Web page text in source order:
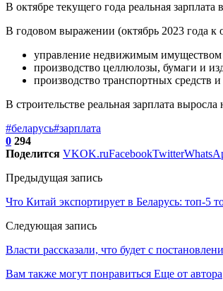
В октябре текущего года реальная
В годовом выражении (октябрь 2023 года к
управление недвижимым имуществом
производство целлюлозы, бумаги и
производство транспортных средств
В строительстве реальная зарплата
#беларусь#зарплата
0 294
Поделится VKOK.ruFacebookTwitter
Предыдущая запись
Что Китай экспортирует в Беларусь: топ-5
Следующая запись
Власти рассказали, что будет с
Вам также могут понравиться Еще от автора